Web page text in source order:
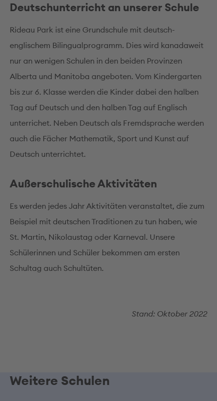
Deutschunterricht an unserer Schule
Rideau Park ist eine Grundschule mit deutsch-
englischem Bilingualprogramm. Dies wird kanadaweit
nur an wenigen Schulen in den beiden Provinzen
Alberta und Manitoba angeboten. Vom Kindergarten
bis zur 6. Klasse werden die Kinder dabei den halben
Tag auf Deutsch und den halben Tag auf Englisch
unterrichet. Neben Deutsch als Fremdsprache werden
auch die Fächer Mathematik, Sport und Kunst auf
Deutsch unterrichtet.
Außerschulische Aktivitäten
Es werden jedes Jahr Aktivitäten veranstaltet, die zum
Beispiel mit deutschen Traditionen zu tun haben, wie
St. Martin, Nikolaustag oder Karneval. Unsere
Schülerinnen und Schüler bekommen am ersten
Schultag auch Schultüten.
Stand: Oktober 2022
Weitere Schulen